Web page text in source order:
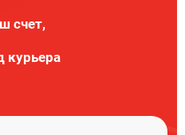
счет,
курьера